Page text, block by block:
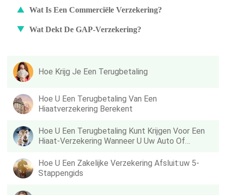
Wat Is Een Commerciële Verzekering?
Wat Dekt De GAP-Verzekering?
Hoe Krijg Je Een Terugbetaling
Hoe U Een Terugbetaling Van Een
Hiaatverzekering Berekent
Hoe U Een Terugbetaling Kunt Krijgen Voor Een
Hiaat-Verzekering Wanneer U Uw Auto Of
Hoe U Een Zakelijke Verzekering Afsluit:uw 5-
Stappengids